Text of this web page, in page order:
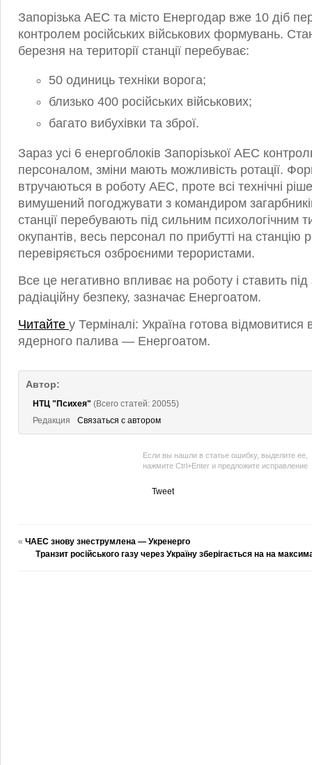
Запорізька АЕС та місто Енергодар вже 10 діб
контролем російських військових формувань.
березня на території станції перебуває:
50 одиниць техніки ворога;
близько 400 російських військових;
багато вибухівки та зброї.
Зараз усі 6 енергоблоків Запорізької АЕС
персоналом, зміни мають можливість ротації.
втручаються в роботу АЕС, проте всі технічні
вимушений погоджувати з командиром
станції перебувають під сильним психологічним
окупантів, весь персонал по прибутті на станцію
перевіряється озброєними терористами.
Все це негативно впливає на роботу і ставить
радіаційну безпеку, зазначає Енергоатом.
Читайте у Терміналі: Україна готова відмовитися
ядерного палива — Енергоатом.
Автор:
НТЦ "Психея" (Всего статей: 20055)
Редакция
Связаться с автором
Если вы нашли в статье ошибку, выделите ее,
нажмите Ctrl+Enter и предложите исправление
Tweet
« ЧАЕС знову знеструмлена — Укренерго
Транзит російського газу через Україну зберігається на на